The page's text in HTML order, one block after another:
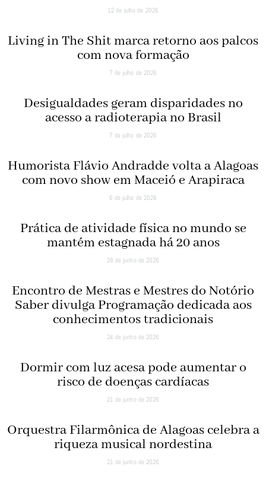
12 de julho de 2026
Living in The Shit marca retorno aos palcos
com nova formação
7 de julho de 2026
Desigualdades geram disparidades no
acesso a radioterapia no Brasil
7 de julho de 2026
Humorista Flávio Andradde volta a Alagoas
com novo show em Maceió e Arapiraca
6 de julho de 2026
Prática de atividade física no mundo se
mantém estagnada há 20 anos
28 de junho de 2026
Encontro de Mestras e Mestres do Notório
Saber divulga Programação dedicada aos
conhecimentos tradicionais
24 de junho de 2026
Dormir com luz acesa pode aumentar o
risco de doenças cardíacas
21 de junho de 2026
Orquestra Filarmônica de Alagoas celebra a
riqueza musical nordestina
21 de junho de 2026